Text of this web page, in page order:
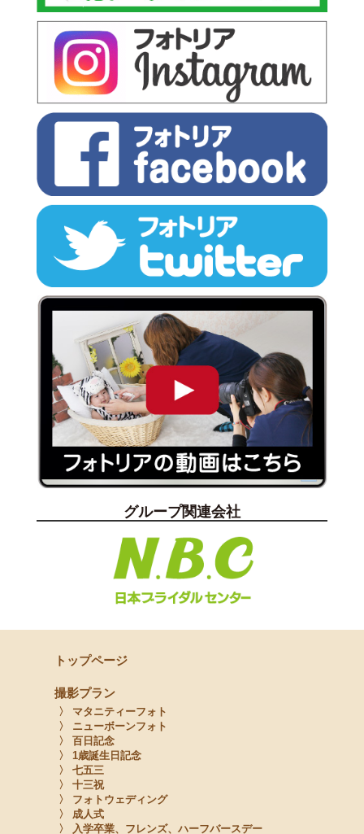
グループ関連会社
トップページ
撮影プラン
〉 マタニティーフォト
〉 ニューボーンフォト
〉 百日記念
〉 1歳誕生日記念
〉 七五三
〉 十三祝
〉 フォトウェディング
〉 成人式
〉 入学卒業、フレンズ、ハーフバースデー